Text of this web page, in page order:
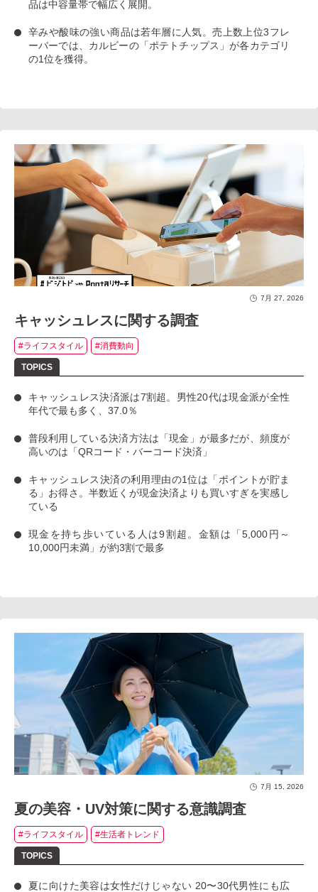
品は中容量帯で幅広く展開。
辛みや酸味の強い商品は若年層に人気。売上数上位3フレ
ーバーでは、カルビーの「ポテトチップス」が各カテゴリ
の1位を獲得。
7月 27, 2026
キャッシュレスに関する調査
#ライフスタイル #消費動向
キャッシュレス決済派は7割超 。男性20代は現金派が全性
年代で最も多く、37.0％
普段利用している決済方法は「現金」 が最多だが、 頻度が
高いのは「QRコード・バーコード決済」
キャッシュレス決済の利用理由の1位は「ポイントが貯ま
る」お得さ。 半数近くが現金決済よりも買いすぎを実感し
ている
現金を持ち歩いている人は9割超 。金額は「5,000円～
10,000円未満」が約3割で最多
7月 15, 2026
夏の美容・UV対策に関する意識調査
#ライフスタイル #生活者トレンド
夏に向けた美容は女性だけじゃない 20〜30代男性にも広